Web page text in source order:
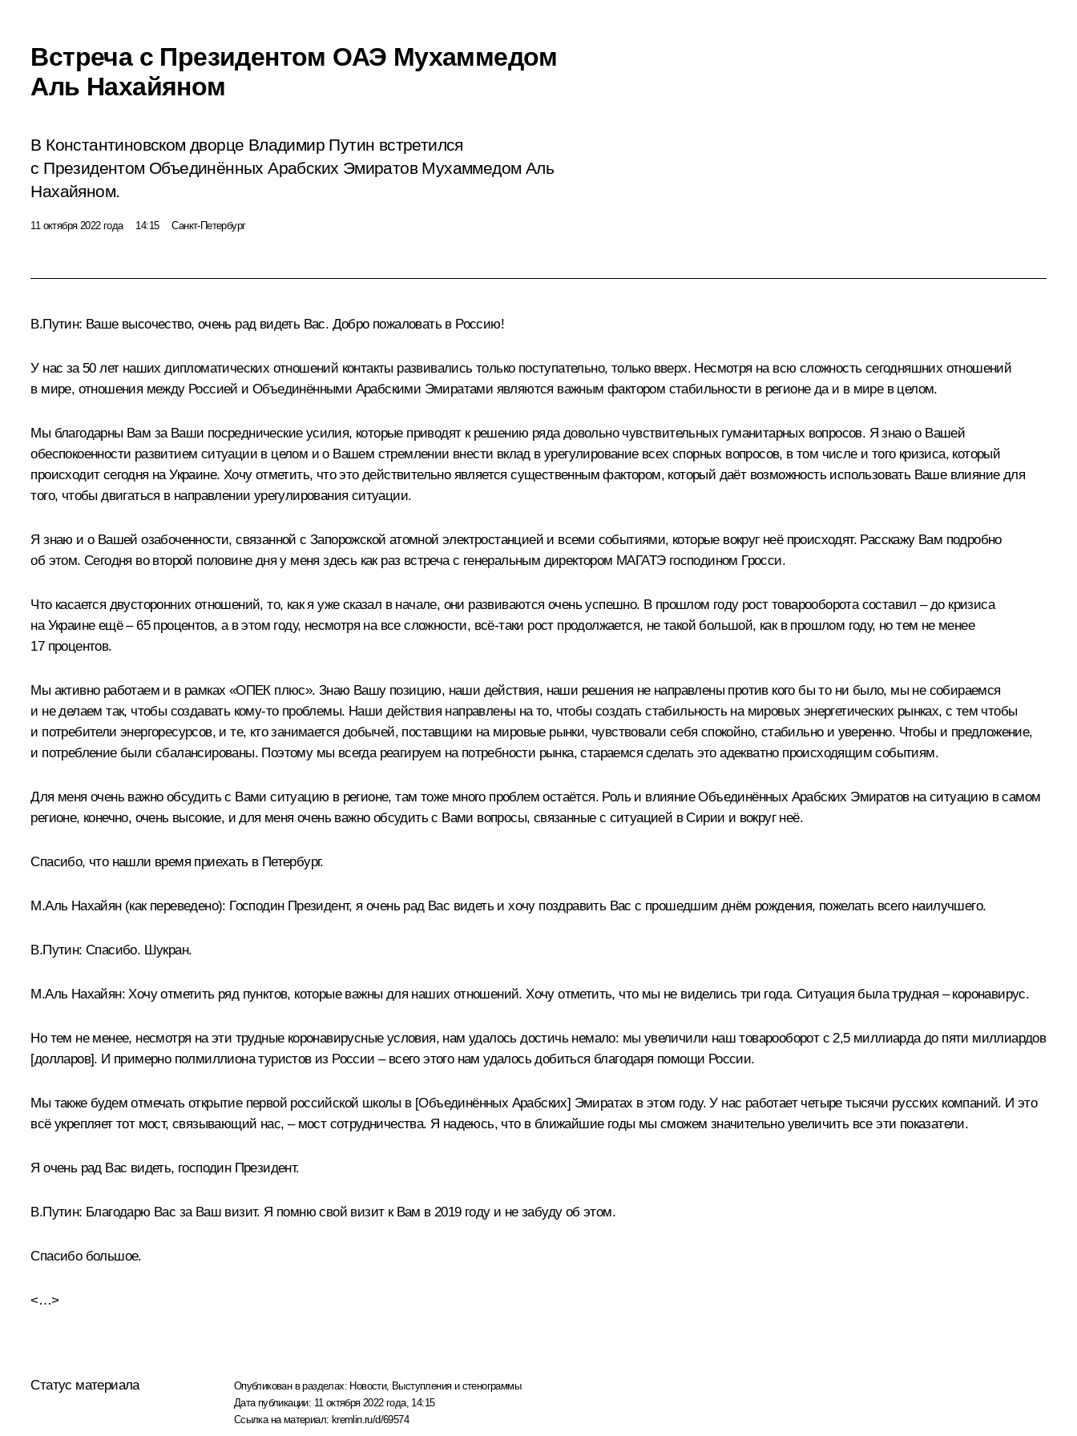
Встреча с Президентом ОАЭ Мухаммедом
Аль Нахайяном
В Константиновском дворце Владимир Путин встретился
с Президентом Объединённых Арабских Эмиратов Мухаммедом Аль
Нахайяном.
11 октября 2022 года 14:15 Санкт-Петербург
В.Путин: Ваше высочество, очень рад видеть Вас. Добро пожаловать в Россию!
У нас за 50 лет наших дипломатических отношений контакты развивались только поступательно, только вверх. Несмотря на всю сложность сегодняшних отношений
в мире, отношения между Россией и Объединёнными Арабскими Эмиратами являются важным фактором стабильности в регионе да и в мире в целом.
Мы благодарны Вам за Ваши посреднические усилия, которые приводят к решению ряда довольно чувствительных гуманитарных вопросов. Я знаю о Вашей
обеспокоенности развитием ситуации в целом и о Вашем стремлении внести вклад в урегулирование всех спорных вопросов, в том числе и того кризиса, который
происходит сегодня на Украине. Хочу отметить, что это действительно является существенным фактором, который даёт возможность использовать Ваше влияние для
того, чтобы двигаться в направлении урегулирования ситуации.
Я знаю и о Вашей озабоченности, связанной с Запорожской атомной электростанцией и всеми событиями, которые вокруг неё происходят. Расскажу Вам подробно
об этом. Сегодня во второй половине дня у меня здесь как раз встреча с генеральным директором МАГАТЭ господином Гросси.
Что касается двусторонних отношений, то, как я уже сказал в начале, они развиваются очень успешно. В прошлом году рост товарооборота составил – до кризиса
на Украине ещё – 65 процентов, а в этом году, несмотря на все сложности, всё-таки рост продолжается, не такой большой, как в прошлом году, но тем не менее
17 процентов.
Мы активно работаем и в рамках «ОПЕК плюс». Знаю Вашу позицию, наши действия, наши решения не направлены против кого бы то ни было, мы не собираемся
и не делаем так, чтобы создавать кому-то проблемы. Наши действия направлены на то, чтобы создать стабильность на мировых энергетических рынках, с тем чтобы
и потребители энергоресурсов, и те, кто занимается добычей, поставщики на мировые рынки, чувствовали себя спокойно, стабильно и уверенно. Чтобы и предложение,
и потребление были сбалансированы. Поэтому мы всегда реагируем на потребности рынка, стараемся сделать это адекватно происходящим событиям.
Для меня очень важно обсудить с Вами ситуацию в регионе, там тоже много проблем остаётся. Роль и влияние Объединённых Арабских Эмиратов на ситуацию в самом
регионе, конечно, очень высокие, и для меня очень важно обсудить с Вами вопросы, связанные с ситуацией в Сирии и вокруг неё.
Спасибо, что нашли время приехать в Петербург.
М.Аль Нахайян (как переведено): Господин Президент, я очень рад Вас видеть и хочу поздравить Вас с прошедшим днём рождения, пожелать всего наилучшего.
В.Путин: Спасибо. Шукран.
М.Аль Нахайян: Хочу отметить ряд пунктов, которые важны для наших отношений. Хочу отметить, что мы не виделись три года. Ситуация была трудная – коронавирус.
Но тем не менее, несмотря на эти трудные коронавирусные условия, нам удалось достичь немало: мы увеличили наш товарооборот с 2,5 миллиарда до пяти миллиардов
[долларов]. И примерно полмиллиона туристов из России – всего этого нам удалось добиться благодаря помощи России.
Мы также будем отмечать открытие первой российской школы в [Объединённых Арабских] Эмиратах в этом году. У нас работает четыре тысячи русских компаний. И это
всё укрепляет тот мост, связывающий нас, – мост сотрудничества. Я надеюсь, что в ближайшие годы мы сможем значительно увеличить все эти показатели.
Я очень рад Вас видеть, господин Президент.
В.Путин: Благодарю Вас за Ваш визит. Я помню свой визит к Вам в 2019 году и не забуду об этом.
Спасибо большое.
<…>
Статус материала Опубликован в разделах: Новости, Выступления и стенограммы
Дата публикации: 11 октября 2022 года, 14:15
Ссылка на материал: kremlin.ru/d/69574